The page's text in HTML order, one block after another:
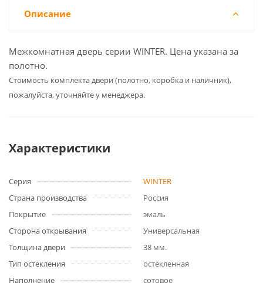
Описание
Межкомнатная дверь серии WINTER. Цена указана за
полотно.
Cтоимость комплекта двери (полотно, коробка и наличник),
пожалуйста, уточняйте у менеджера.
Характеристики
Серия
WINTER
Страна производства
Россия
Покрытие
эмаль
Сторона открывания
Универсальная
Толщина двери
38 мм.
Тип остекления
остекленная
Наполнение
сотовое